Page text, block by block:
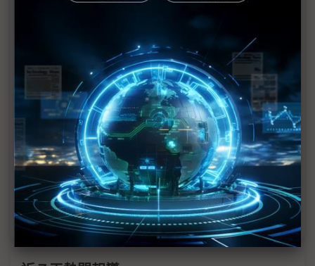
Google、Meta等暫緩紅海海底電纜計畫 部分業者
歐洲成AI新戰場 微軟與Google加碼布局基礎設施
AI浪潮推動通訊海纜需求飆升 東方風能擴大船隊規
模搶佔商機
Meta宣布新海纜計畫 亞太成通訊重要樞紐
科技1分鐘：水下資料中心